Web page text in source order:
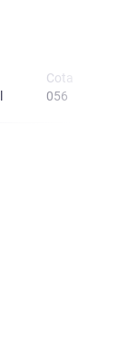
Cota
056